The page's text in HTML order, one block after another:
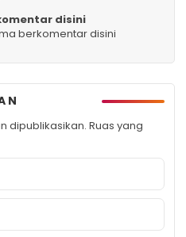
disini
berkomentar disini
dipublikasikan. Ruas yang